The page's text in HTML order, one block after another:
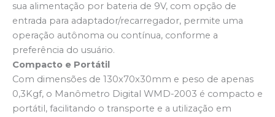
sua alimentação por bateria de 9V, com opção de
entrada para adaptador/recarregador, permite uma
operação autônoma ou contínua, conforme a
preferência do usuário.
Compacto e Portátil
Com dimensões de 130x70x30mm e peso de apenas
0,3Kgf, o Manômetro Digital WMD-2003 é compacto e
portátil, facilitando o transporte e a utilização em